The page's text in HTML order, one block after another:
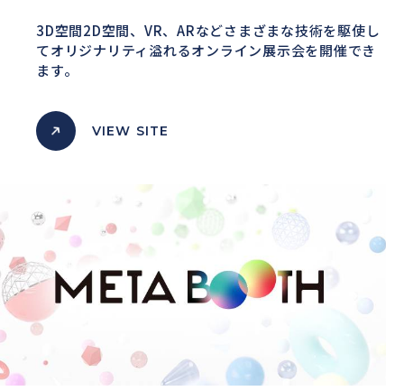
3D空間2D空間、VR、ARなどさまざまな技術を駆使し
てオリジナリティ溢れるオンライン展示会を開催でき
ます。
VIEW SITE